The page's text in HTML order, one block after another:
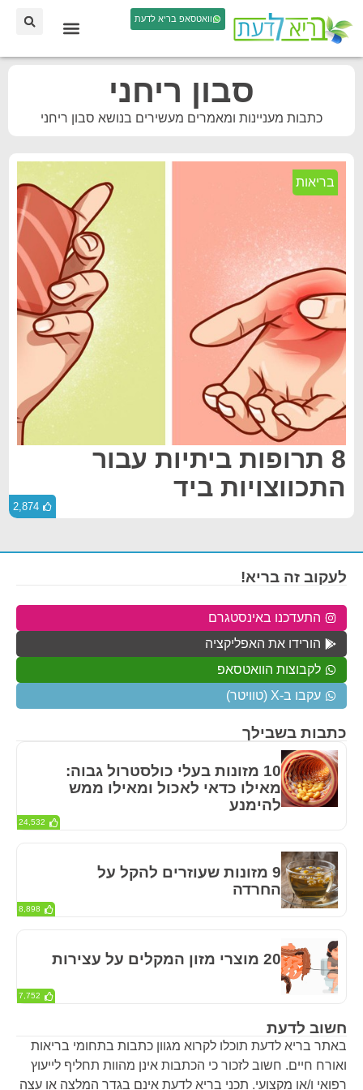
וואטסאפ בריא לדעת
סבון ריחני
כתבות מעניינות ומאמרים מעשירים בנושא סבון ריחני
בריאות
8 תרופות ביתיות עבור
התכווצויות ביד
2,874
חשוב לדעת
באתר בריא לדעת תוכלו לקרוא מגוון כתבות בתחומי בריאות
ואורח חיים. חשוב לזכור כי הכתבות אינן מהוות תחליף לייעוץ
רפואי ו/או מקצועי. תכני בריא לדעת אינם בגדר המלצה או עצה
כתבות בשבילך
10 מזונות בעלי כולסטרול גבוה:
מאילו כדאי לאכול ומאילו ממש
להימנע
24,532
9 מזונות שעוזרים להקל על
החרדה
8,898
20 מוצרי מזון המקלים על עצירות
7,752
לעקוב זה בריא!
התעדכנו באינסטגרם
הורידו את האפליקציה
לקבוצות הוואטסאפ
עקבו ב-X (טוויטר)